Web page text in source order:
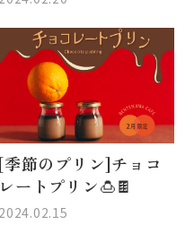
[季節のプリン]チョコ
レートプリン🍮🍫
2024.02.15